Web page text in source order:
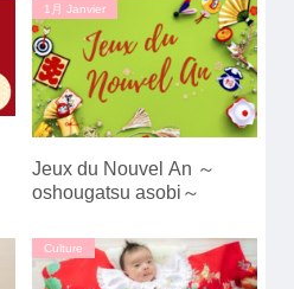
1月 Janvier
Jeux du Nouvel An ～
oshougatsu asobi～
Culture